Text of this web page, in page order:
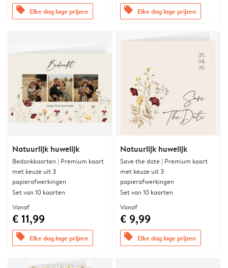
offers Elke dag lage prijzen offers Elke dag lage prijzen
Natuurlijk huwelijk
Bedankkaarten | Premium kaart
met keuze uit 3
papierafwerkingen
Set van 10 kaarten
Vanaf
€ 11,99
offers Elke dag lage prijzen
Natuurlijk huwelijk
Save the date | Premium kaart
met keuze uit 3
papierafwerkingen
Set van 10 kaarten
Vanaf
€ 9,99
offers Elke dag lage prijzen